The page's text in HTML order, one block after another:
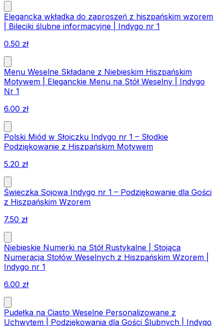
Elegancka wkładka do zaproszeń z hiszpańskim wzorem
| Bileciki ślubne informacyjne | Indygo nr 1
0.50 zł
Menu Weselne Składane z Niebieskim Hiszpańskim
Motywem | Eleganckie Menu na Stół Weselny | Indygo
Nr 1
6.00 zł
Polski Miód w Słoiczku Indygo nr 1 – Słodkie
Podziękowanie z Hiszpańskim Motywem
5.20 zł
Świeczka Sojowa Indygo nr 1 – Podziękowanie dla Gości
z Hiszpańskim Wzorem
7.50 zł
Niebieskie Numerki na Stół Rustykalne | Stojąca
Numeracja Stołów Weselnych z Hiszpańskim Wzorem |
Indygo nr 1
6.00 zł
Pudełka na Ciasto Weselne Personalizowane z
Uchwytem | Podziękowania dla Gości Ślubnych | Indygo